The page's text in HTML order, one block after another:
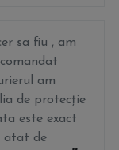
sa fiu , am
am
de protecție
este exact
atat de